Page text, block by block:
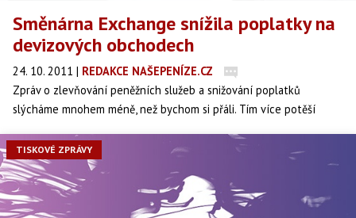
Směnárna Exchange snížila poplatky na
devizových obchodech
24. 10. 2011 | REDAKCE NAŠEPENÍZE.CZ
Zpráv o zlevňování peněžních služeb a snižování poplatků
slýcháme mnohem méně, než bychom si přáli. Tím více potěší
potěšit snížením poplatků na devizových obchodech v řádu
desítek procent.
TISKOVÉ ZPRÁVY